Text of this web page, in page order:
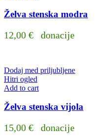
Želva stenska modra
12,00 € donacije
Dodaj med priljubljene
Hitri ogled
Add to cart
Želva stenska vijola
15,00 € donacije